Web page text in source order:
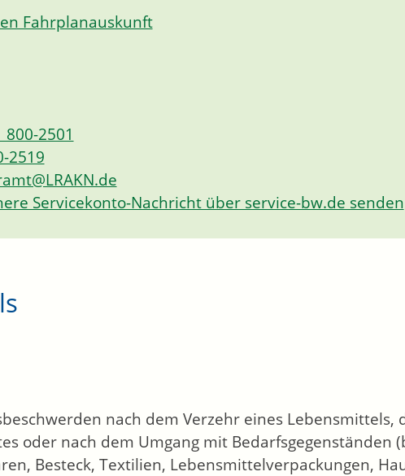
Fahrplanauskunft
800-2501
2519
Servicekonto-Nachricht über service-bw.de senden
nach dem Verzehr eines Lebensmittels,
oder nach dem Umgang mit Bedarfsgegenständen
Besteck, Textilien, Lebensmittelverpackungen,